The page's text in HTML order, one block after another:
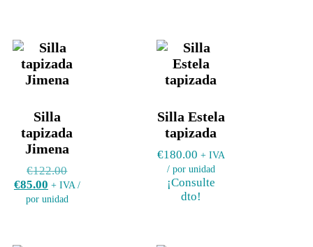
Silla
tapizada
Jimena
€122.00
€85.00 + IVA /
por unidad
Silla Estela
tapizada
€180.00 + IVA
/ por unidad
¡Consulte
dto!